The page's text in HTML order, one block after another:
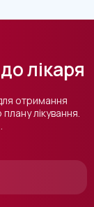
лікаря
отримання
лікування.